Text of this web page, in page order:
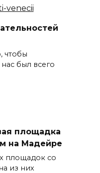
чтобы
был всего
площадка
на Мадейре
площадок со
из них